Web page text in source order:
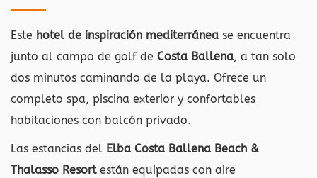
Este hotel de inspiración mediterránea se encuentra
junto al campo de golf de Costa Ballena, a tan solo
dos minutos caminando de la playa. Ofrece un
completo spa, piscina exterior y confortables
habitaciones con balcón privado.
Las estancias del Elba Costa Ballena Beach &
Thalasso Resortestán equipadas con aire